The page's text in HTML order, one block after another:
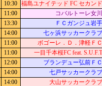
10:30 福島ユナイテッド FC セカンド
11:00
コバルトーレ女川
13:30
ＦＣガンジュ岩手
14:00
七ヶ浜サッカークラブ
11:00 ボゴーレ．Ｄ．津軽ＦＣ
11:00
一目千本桜FC feat. S.U.F.T
12:00
ブランデュー弘前ＦＣ
14:00
七戸サッカークラブ
14:00
大山サッカークラブ